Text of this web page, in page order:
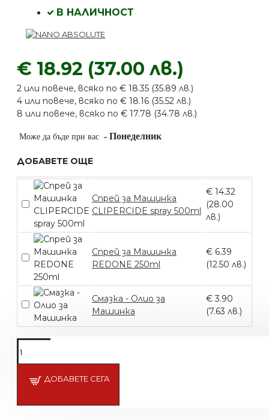
€ 18.92 (37.00 лв.)
2 или повече, всяко по € 18.35 (35.89 лв.)
4 или повече, всяко по € 18.16 (35.52 лв.)
8 или повече, всяко по € 17.78 (34.78 лв.)
В НАЛИЧНОСТ
Може да бъде при вас - Понеделник
ДОБАВЕТЕ ОЩЕ
Спрей за Машинка
CLIPERCIDE spray 500ml
€ 14.32
(28.00
лв.)
Спрей за Машинка
REDONE 250ml
€ 6.39
(12.50 лв.)
Смазка - Олио за
Машинка
€ 3.90
(7.63 лв.)
ДОБАВЕТЕ СЕГА